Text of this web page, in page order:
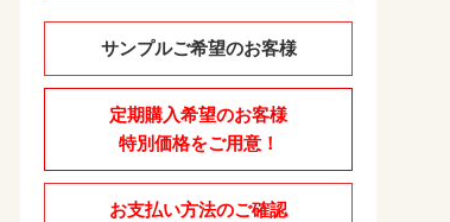
サンプルご希望のお客様
定期購入希望のお客様
特別価格をご用意！
お支払い方法のご確認